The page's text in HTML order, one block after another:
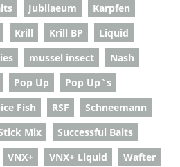
Jubilaeum
Karpfen
Krill Krill BP
Liquid
mussel insect
Nash
Pop Up
Pop Up`s
Fish RSF
Schneemann
Mix
Successful Baits
VNX+ VNX+ Liquid
Wafter